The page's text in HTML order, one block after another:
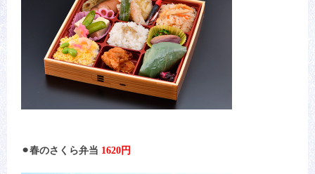
⚫︎春のさくら弁当 1620円